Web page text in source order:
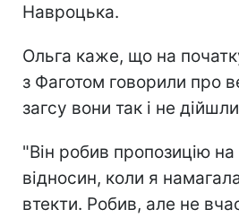
Навроцька.
Ольга каже, що на
з Фаготом говорили про
загсу вони так і не
"Він робив пропозицію
відносин, коли я
втекти. Робив, але не